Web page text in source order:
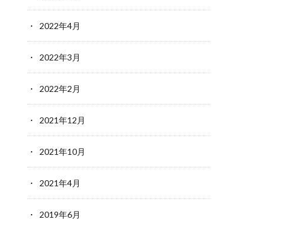
2022年4月
2022年3月
2022年2月
2021年12月
2021年10月
2021年4月
2019年6月